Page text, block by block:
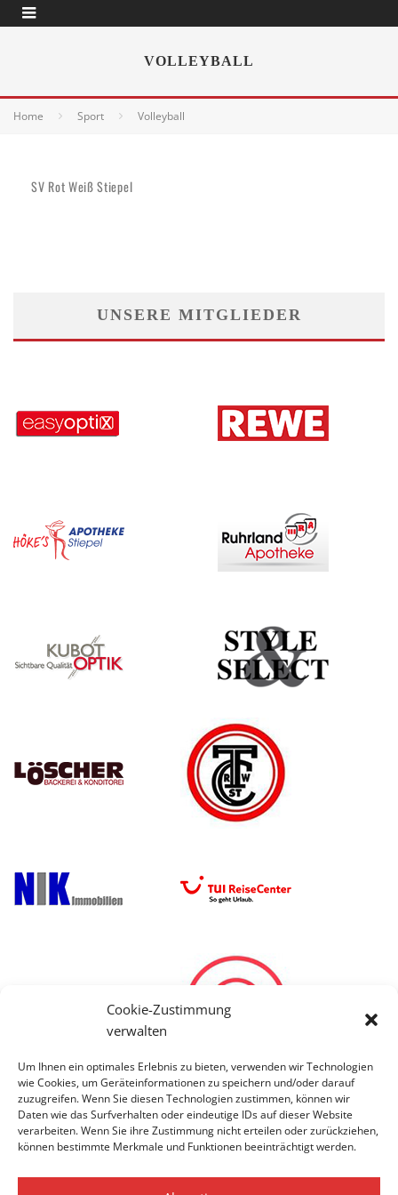
Cookie-Zustimmung
verwalten
Um Ihnen ein optimales Erlebnis zu bieten, verwenden wir Technologien
wie Cookies, um Geräteinformationen zu speichern und/oder darauf
zuzugreifen. Wenn Sie diesen Technologien zustimmen, können wir
Daten wie das Surfverhalten oder eindeutige IDs auf dieser Website
verarbeiten. Wenn Sie ihre Zustimmung nicht erteilen oder zurückziehen,
können bestimmte Merkmale und Funktionen beeinträchtigt werden.
VOLLEYBALL
Home Sport Volleyball
SV Rot Weiß Stiepel
UNSERE MITGLIEDER